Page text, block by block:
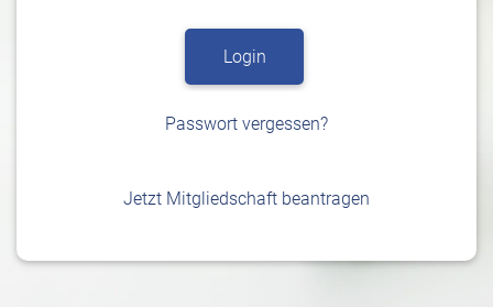
Passwort vergessen?
Jetzt Mitgliedschaft beantragen